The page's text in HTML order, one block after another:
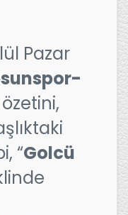
Pazar
“Golcü